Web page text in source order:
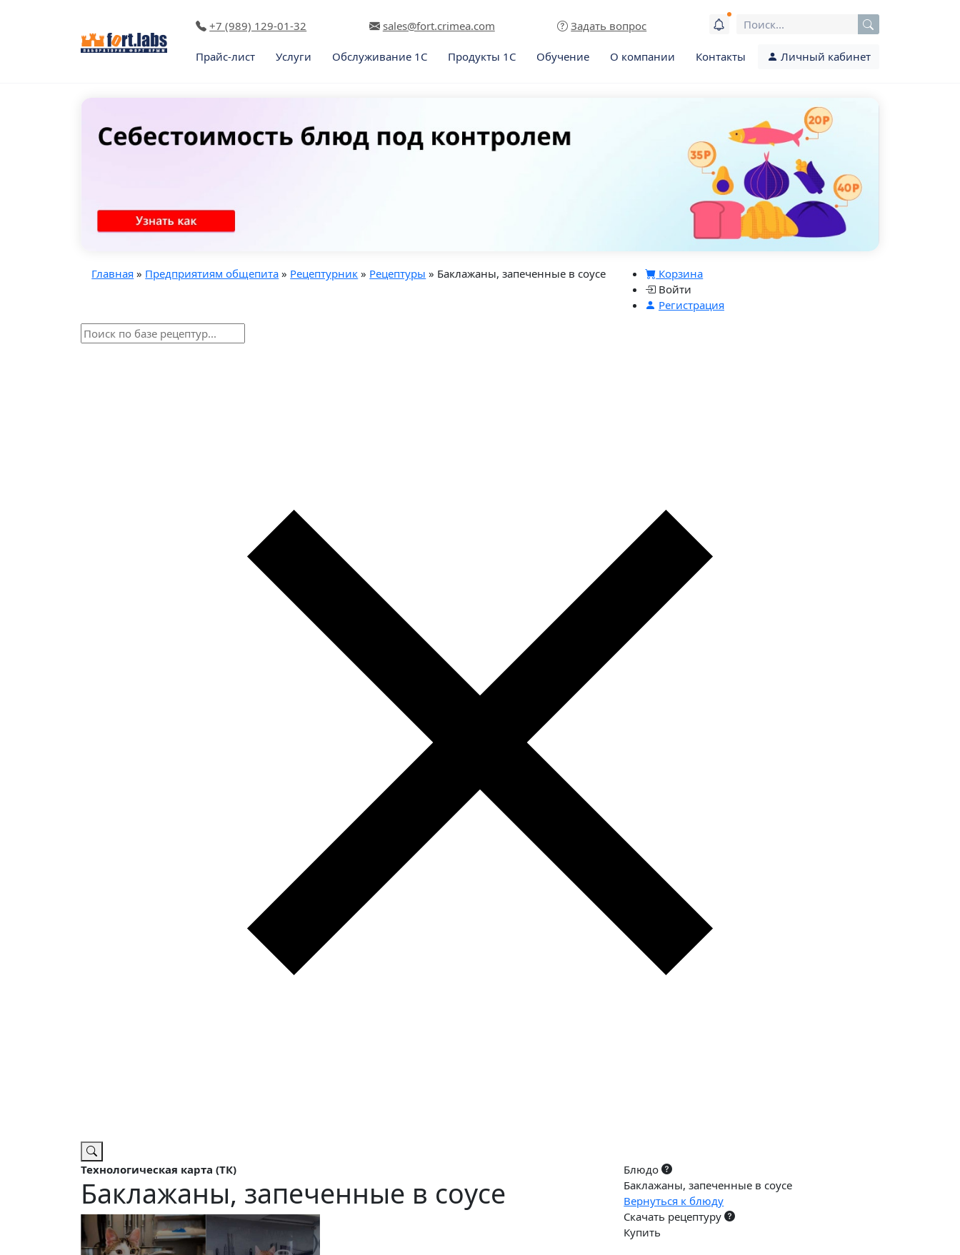
+7 (989) 129-01-32 sales@fort.crimea.com Задать вопрос
Прайс-лист Услуги Обслуживание 1С Продукты 1С Обучение О компании Контакты Личный кабинет
Главная » Предприятиям общепита » Рецептурник » Рецептуры » Баклажаны, запеченные в соусе
Корзина
Войти
Регистрация
Блюдо
Баклажаны, запеченные в соусе
Вернуться к блюду
Скачать рецептуру
Купить
Технологическая карта (ТК)
Баклажаны, запеченные в соусе